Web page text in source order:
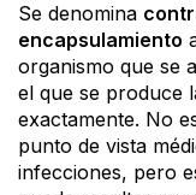
Se denomina
encapsulamiento
organismo que se
el que se produce
exactamente. No
punto de vista
infecciones, pero